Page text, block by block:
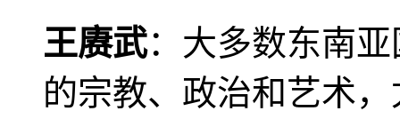
王赓武：大多数东南
的宗教、政治和艺术